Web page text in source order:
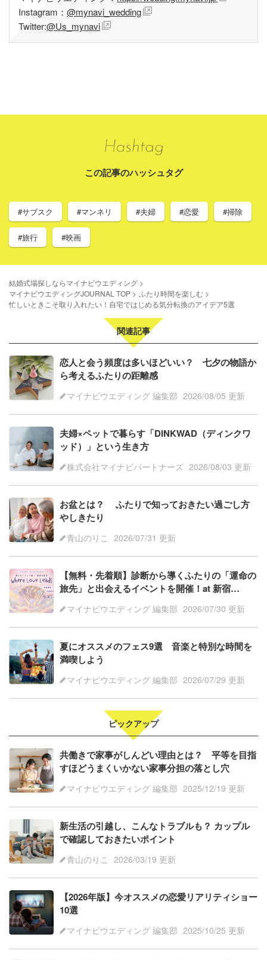
Instagram： @mynavi_wedding
Twitter:@Us_mynavi
この記事のハッシュタグ
#サブスク #マンネリ #夫婦 #恋愛 #掃除
#旅行 #映画
結婚式場探しならマイナビウエディング
マイナビウエディングJOURNAL TOP
ふたり時間を楽しむ
忙しいときこそ取り入れたい！自宅ではじめる気分転換のアイデア5選
関連記事
恋人と会う頻度は多いほどいい？ 七夕の物語か
ら考えるふたりの距離感
マイナビウエディング 編集部 2026/08/05 更新
夫婦×ペットで暮らす「DINKWAD（ディンクワ
ッド）」という生き方
株式会社マイナビパートナーズ 2026/08/03 更新
お盆とは？ ふたりで知っておきたい過ごし方
やしきたり
青山のりこ 2026/07/31 更新
【無料・先着順】診断から導くふたりの「運命の
旅先」と出会えるイベントを開催！at 新宿
マイナビウエディング 編集部 2026/07/30 更新
夏にオススメのフェス9選 音楽と特別な時間を
満喫しよう
マイナビウエディング 編集部 2026/07/29 更新
ピックアップ
共働きで家事がしんどい理由とは？ 平等を目指
すほどうまくいかない家事分担の落とし穴
マイナビウエディング 編集部 2025/12/19 更新
新生活の引越し、こんなトラブルも？ カップル
で確認しておきたいポイント
青山のりこ 2026/03/19 更新
【2026年版】今オススメの恋愛リアリティショー
10選
マイナビウエディング 編集部 2025/10/25 更新